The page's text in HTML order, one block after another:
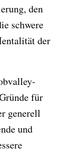
den
schwere
der
für
generell
und